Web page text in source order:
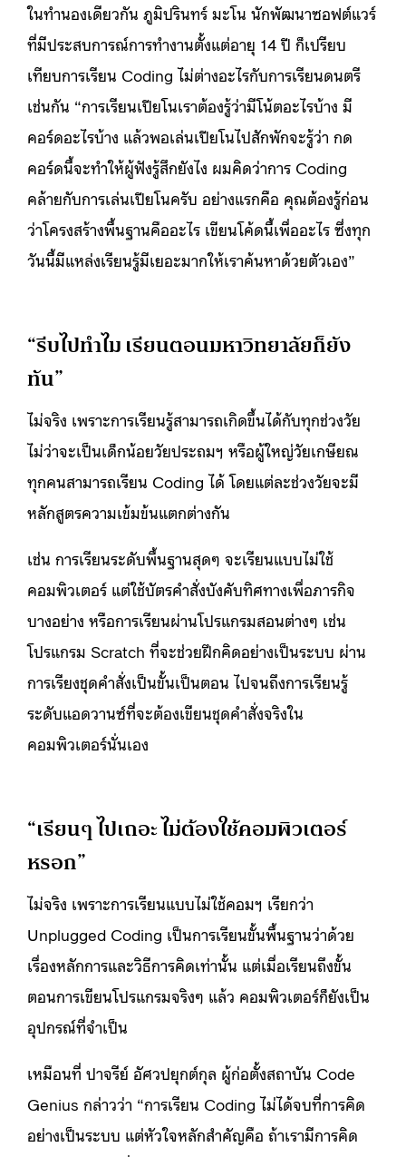
ในทำนองเดียวกัน ภูมิปรินทร์ มะโน นักพัฒนาซอฟต์แวร์
ที่มีประสบการณ์การทำงานตั้งแต่อายุ 14 ปี ก็เปรียบ
เทียบการเรียน Coding ไม่ต่างอะไรกับการเรียนดนตรี
เช่นกัน “การเรียนเปียโนเราต้องรู้ว่ามีโน้ตอะไรบ้าง มี
คอร์ดอะไรบ้าง แล้วพอเล่นเปียโนไปสักพักจะรู้ว่า กด
คอร์ดนี้จะทำให้ผู้ฟังรู้สึกยังไง ผมคิดว่าการ Coding
คล้ายกับการเล่นเปียโนครับ อย่างแรกคือ คุณต้องรู้ก่อน
ว่าโครงสร้างพื้นฐานคืออะไร เขียนโค้ดนี้เพื่ออะไร ซึ่งทุก
วันนี้มีแหล่งเรียนรู้มีเยอะมากให้เราค้นหาด้วยตัวเอง”
“รีบไปทำไม เรียนตอนมหาวิทยาลัยก็ยัง
ทัน”
ไม่จริง เพราะการเรียนรู้สามารถเกิดขึ้นได้กับทุกช่วงวัย
ไม่ว่าจะเป็นเด็กน้อยวัยประถมฯ หรือผู้ใหญ่วัยเกษียณ
ทุกคนสามารถเรียน Coding ได้ โดยแต่ละช่วงวัยจะมี
หลักสูตรความเข้มข้นแตกต่างกัน
เช่น การเรียนระดับพื้นฐานสุดๆ จะเรียนแบบไม่ใช้
คอมพิวเตอร์ แต่ใช้บัตรคำสั่งบังคับทิศทางเพื่อภารกิจ
บางอย่าง หรือการเรียนผ่านโปรแกรมสอนต่างๆ เช่น
โปรแกรม Scratch ที่จะช่วยฝึกคิดอย่างเป็นระบบ ผ่าน
การเรียงชุดคำสั่งเป็นขั้นเป็นตอน ไปจนถึงการเรียนรู้
ระดับแอดวานซ์ที่จะต้องเขียนชุดคำสั่งจริงใน
คอมพิวเตอร์นั่นเอง
“เรียนๆ ไปเถอะ ไม่ต้องใช้คอมพิวเตอร์
หรอก”
ไม่จริง เพราะการเรียนแบบไม่ใช้คอมฯ เรียกว่า
Unplugged Coding เป็นการเรียนขั้นพื้นฐานว่าด้วย
เรื่องหลักการและวิธีการคิดเท่านั้น แต่เมื่อเรียนถึงขั้น
ตอนการเขียนโปรแกรมจริงๆ แล้ว คอมพิวเตอร์ก็ยังเป็น
อุปกรณ์ที่จำเป็น
เหมือนที่ ปาจรีย์ อัศวปยุกต์กุล ผู้ก่อตั้งสถาบัน Code
Genius กล่าวว่า “การเรียน Coding ไม่ได้จบที่การคิด
อย่างเป็นระบบ แต่หัวใจหลักสำคัญคือ ถ้าเรามีการคิด